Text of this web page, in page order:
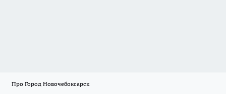
Про Город Новочебоксарск